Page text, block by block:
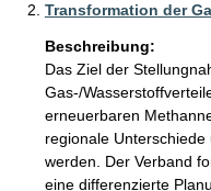
Transformation der
Beschreibung:
Das Ziel der
Gas-/
erneuerbaren
regionale
werden. Der Verband
eine differenzierte